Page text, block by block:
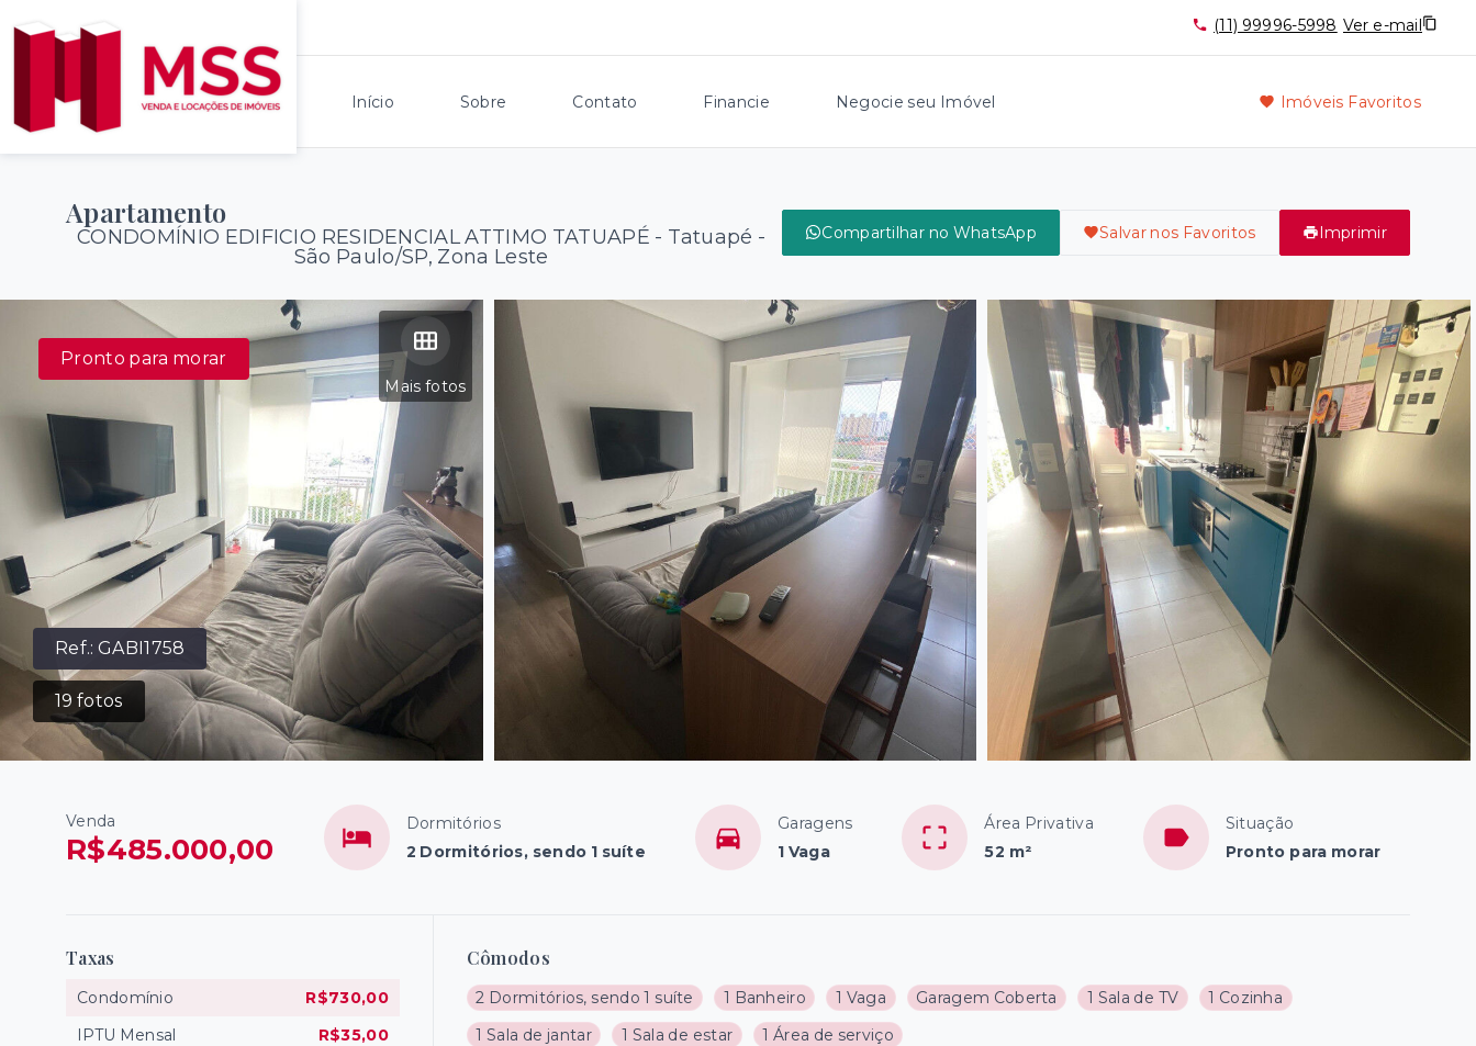
(11) 99996-5998 Ver e-mail
Início Sobre Contato Financie Negocie seu Imóvel Imóveis Favoritos
Apartamento
CONDOMÍNIO EDIFICIO RESIDENCIAL ATTIMO TATUAPÉ - Tatuapé -
São Paulo/SP, Zona Leste
Compartilhar no WhatsApp Salvar nos Favoritos Imprimir
Ref.:GABI1758
19 fotos
Mais fotos
Pronto para morar
Venda
R$485.000,00
Dormitórios
2 Dormitórios, sendo 1 suíte
Garagens
1 Vaga
Área Privativa
52 m²
Situação
Pronto para morar
Cômodos
2 Dormitórios, sendo 1 suíte 1 Banheiro 1 Vaga Garagem Coberta 1 Sala de TV
1 Cozinha
1 Sala de jantar
1 Sala de estar 1 Área de serviço
Taxas
Condomínio
R$730,00
IPTU Mensal
R$35,00